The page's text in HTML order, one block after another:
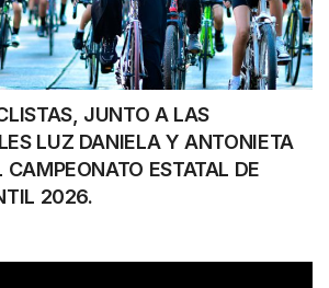
JUNTO A LAS
LUZ DANIELA Y ANTONIETA
ESTATAL DE
2026.